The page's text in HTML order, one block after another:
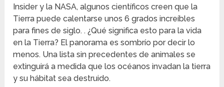
Insider y la NASA, algunos científicos creen que la
Tierra puede calentarse unos 6 grados increíbles
para fines de siglo. . ¿Qué significa esto para la vida
en la Tierra? El panorama es sombrío por decir lo
menos. Una lista sin precedentes de animales se
extinguirá a medida que los océanos invadan la tierra
y su hábitat sea destruido.